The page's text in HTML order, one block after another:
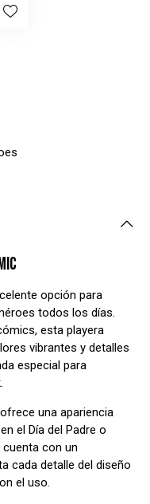
opción para
todos los días.
esta playera
vibrantes y detalles
especial para
una apariencia
el Día del Padre o
con un
cada detalle del diseño
el uso.